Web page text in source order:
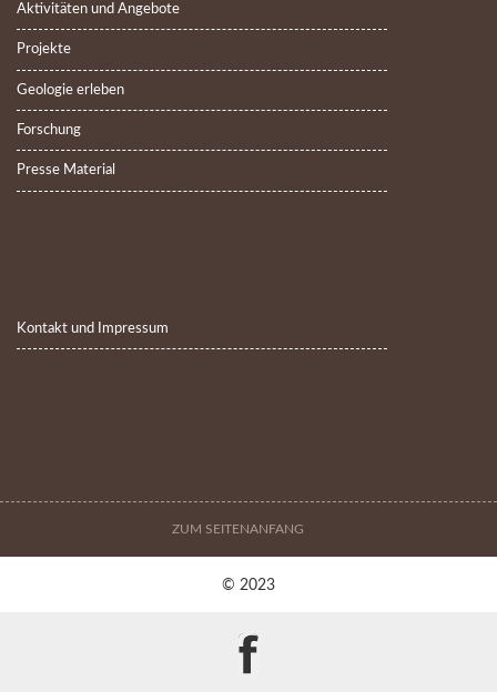
Aktivitäten und Angebote
Projekte
Geologie erleben
Forschung
Presse Material
Kontakt und Impressum
ZUM SEITENANFANG
© 2023